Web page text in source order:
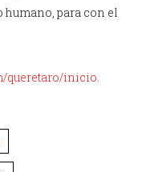
para con el
queretaro/inicio.